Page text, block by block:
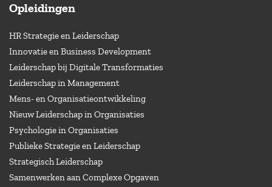
Opleidingen
HR Strategie en Leiderschap
Innovatie en Business Development
Leiderschap bij Digitale Transformaties
Leiderschap in Management
Mens- en Organisatieontwikkeling
Nieuw Leiderschap in Organisaties
Psychologie in Organisaties
Publieke Strategie en Leiderschap
Strategisch Leiderschap
Samenwerken aan Complexe Opgaven